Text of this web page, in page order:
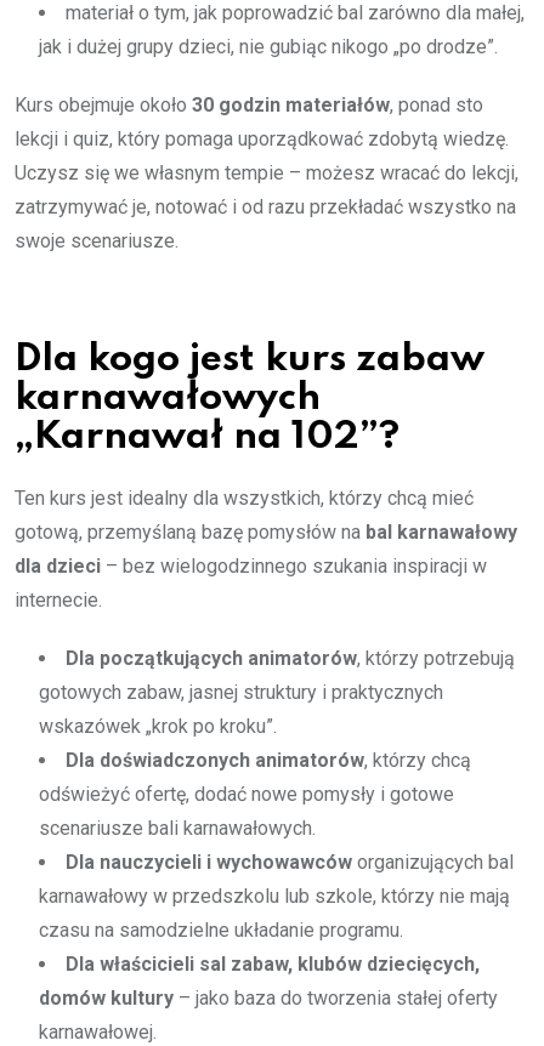
materiał o tym, jak poprowadzić bal zarówno dla małej,
jak i dużej grupy dzieci, nie gubiąc nikogo „po drodze”.
Kurs obejmuje około 30 godzin materiałów, ponad sto
lekcji i quiz, który pomaga uporządkować zdobytą wiedzę.
Uczysz się we własnym tempie – możesz wracać do lekcji,
zatrzymywać je, notować i od razu przekładać wszystko na
swoje scenariusze.
Dla kogo jest kurs zabaw
karnawałowych
„Karnawał na 102”?
Ten kurs jest idealny dla wszystkich, którzy chcą mieć
gotową, przemyślaną bazę pomysłów na bal karnawałowy
dla dzieci – bez wielogodzinnego szukania inspiracji w
internecie.
Dla początkujących animatorów, którzy potrzebują
gotowych zabaw, jasnej struktury i praktycznych
wskazówek „krok po kroku”.
Dla doświadczonych animatorów, którzy chcą
odświeżyć ofertę, dodać nowe pomysły i gotowe
scenariusze bali karnawałowych.
Dla nauczycieli i wychowawców organizujących bal
karnawałowy w przedszkolu lub szkole, którzy nie mają
czasu na samodzielne układanie programu.
Dla właścicieli sal zabaw, klubów dziecięcych,
domów kultury – jako baza do tworzenia stałej oferty
karnawałowej.